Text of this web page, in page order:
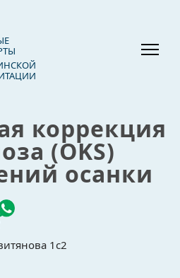
коррекция
(OKS)
осанки
1с2